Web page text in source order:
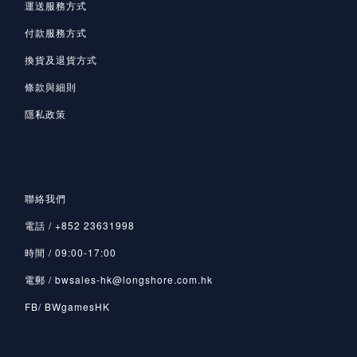
運送服務方式
付款服務方式
換貨及退貨方式
條款與細則
隱私政策
聯絡我們
電話 / +852 23631998
時間 / 09:00-17:00
電郵 / bwsales-hk@longshore.com.hk
FB/ BWgamesHK